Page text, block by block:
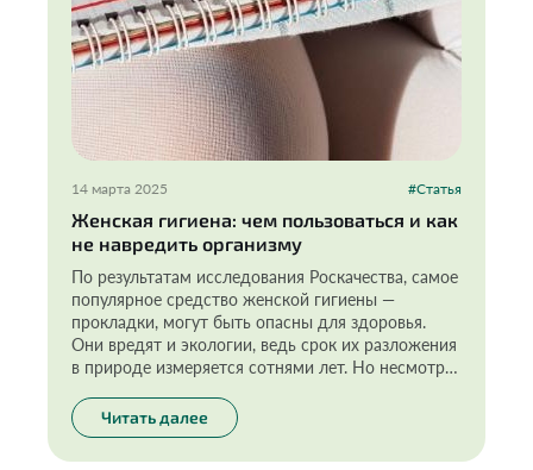
14 марта 2025 #Статья
Женская гигиена: чем пользоваться и как
не навредить организму
По результатам исследования Роскачества, самое
популярное средство женской гигиены —
прокладки, могут быть опасны для здоровья.
Они вредят и экологии, ведь срок их разложения
в природе измеряется сотнями лет. Но несмотря
пользоваться. Интересный факт: за всю жизнь
одна женщина может выбрасывать
приблизительно 13 000 прокладок, каждая из
Читать далее